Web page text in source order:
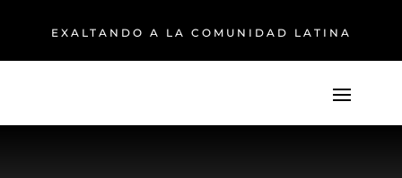
EXALTANDO A LA COMUNIDAD LATINA